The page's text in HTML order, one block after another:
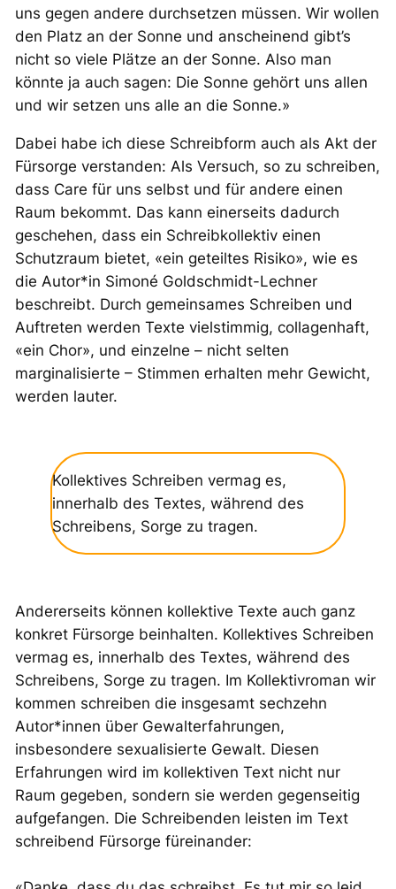
uns gegen andere durchsetzen müssen. Wir wollen
den Platz an der Sonne und anscheinend gibt’s
nicht so viele Plätze an der Sonne. Also man
könnte ja auch sagen: Die Sonne gehört uns allen
und wir setzen uns alle an die Sonne.»
Dabei habe ich diese Schreibform auch als Akt der
Fürsorge verstanden: Als Versuch, so zu schreiben,
dass Care für uns selbst und für andere einen
Raum bekommt. Das kann einerseits dadurch
geschehen, dass ein Schreibkollektiv einen
Schutzraum bietet, «ein geteiltes Risiko», wie es
die Autor*in Simoné Goldschmidt-Lechner
beschreibt. Durch gemeinsames Schreiben und
Auftreten werden Texte vielstimmig, collagenhaft,
«ein Chor», und einzelne – nicht selten
marginalisierte – Stimmen erhalten mehr Gewicht,
werden lauter.
Kollektives Schreiben vermag es,
innerhalb des Textes, während des
Schreibens, Sorge zu tragen.
Andererseits können kollektive Texte auch ganz
konkret Fürsorge beinhalten. Kollektives Schreiben
vermag es, innerhalb des Textes, während des
Schreibens, Sorge zu tragen. Im Kollektivroman wir
kommen schreiben die insgesamt sechzehn
Autor*innen über Gewalterfahrungen,
insbesondere sexualisierte Gewalt. Diesen
Erfahrungen wird im kollektiven Text nicht nur
Raum gegeben, sondern sie werden gegenseitig
aufgefangen. Die Schreibenden leisten im Text
schreibend Fürsorge füreinander: